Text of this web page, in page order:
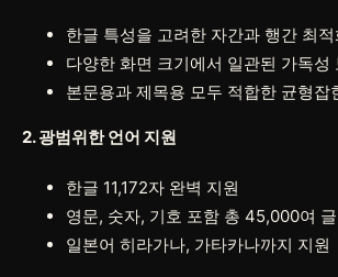
한글 특성을 고려한 자간과 행간 최
다양한 화면 크기에서 일관된 가독성
본문용과 제목용 모두 적합한 균형잡
2. 광범위한 언어 지원
한글 11,172자 완벽 지원
영문, 숫자, 기호 포함 총 45,000여
일본어 히라가나, 가타카나까지 지원